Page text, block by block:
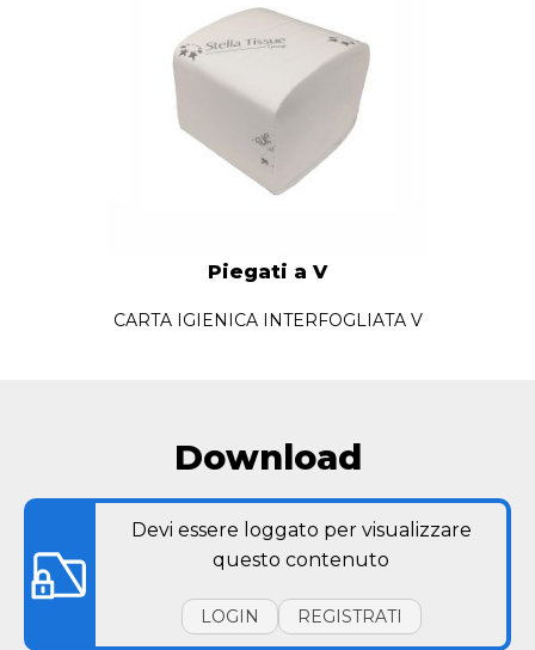
Piegati a V
CARTA IGIENICA INTERFOGLIATA V
Download
Devi essere loggato per visualizzare
questo contenuto
LOGIN REGISTRATI